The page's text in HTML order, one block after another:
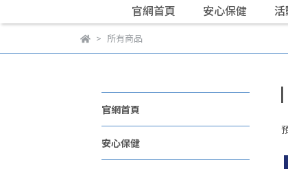
官網首頁 安心保健
所有商品
官網首頁
安心保健